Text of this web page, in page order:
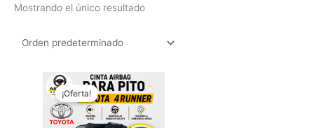
Mostrando el único resultado
¡Oferta!
precio
original
era:
$89,99.
El
precio
actual
es:
$69,99.